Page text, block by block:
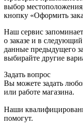
выбор
кнопку «Оформить
Наш сервис
о заказе и в
данные предыдущего
выбирайте другие
Задать вопрос
Вы можете задать
или работе магазина.
Наши
помогут.